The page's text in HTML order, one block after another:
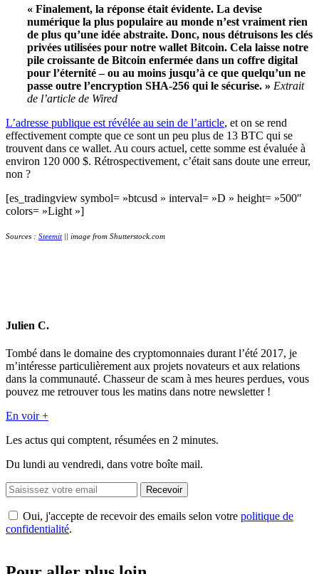
« Finalement, la réponse était évidente. La devise
numérique la plus populaire au monde n’est vraiment rien
de plus qu’une idée abstraite. Donc, nous détruisons les clés
privées utilisées pour notre wallet Bitcoin. Cela laisse notre
pile croissante de Bitcoin enfermée dans un coffre digital
pour l’éternité – ou au moins jusqu’à ce que quelqu’un ne
passe outre l’encryption SHA-256 qui le sécurise. » Extrait
de l’article de Wired
L’adresse publique est révélée au sein de l’article, et on se rend
effectivement compte que ce sont un peu plus de 13 BTC qui se
trouvent dans ce wallet. Au cours actuel, cette somme est évaluée à
environ 120 000 $. Rétrospectivement, c’était sans doute une erreur,
non ?
[es_tradingview symbol= »btcusd » interval= »D » height= »500″
colors= »Light »]
Sources : Steemit|| image from Shutterstock.com
Julien C.
Tombé dans le domaine des cryptomonnaies durant l’été 2017, je
m’intéresse particulièrement aux projets novateurs et aux relations
dans la communauté. Chasseur de scam à mes heures perdues, vous
pouvez me retrouver tous les matins dans notre newsletter !
En voir +
Les actus qui comptent, résumées en 2 minutes.
Du lundi au vendredi, dans votre boîte mail.
Recevoir
Oui, j'accepte de recevoir des emails selon votre politique de
confidentialité.